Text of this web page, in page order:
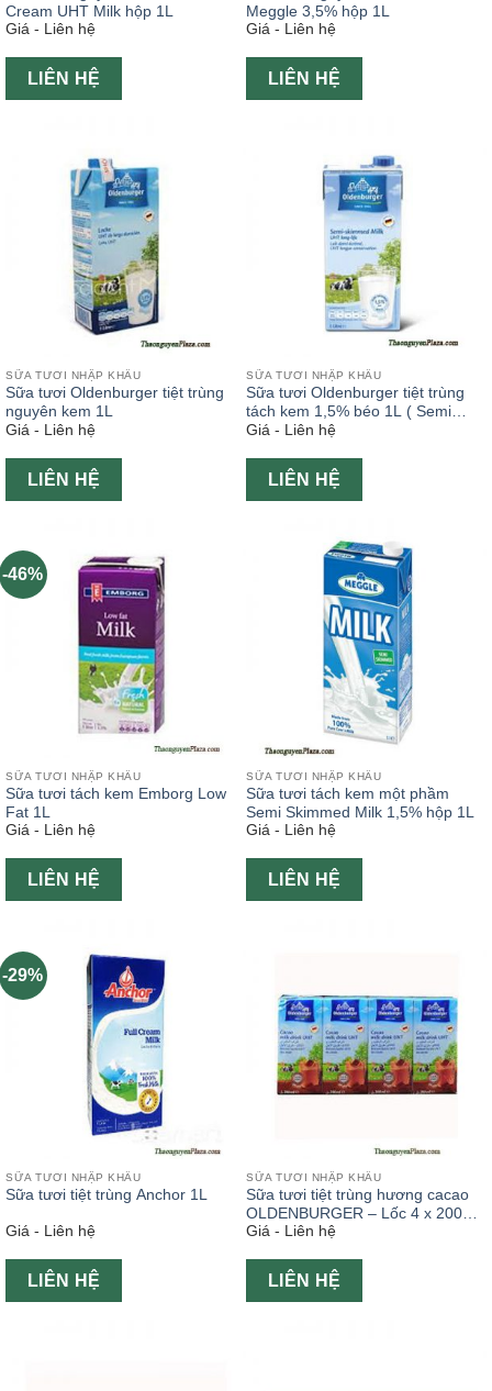
Cream UHT Milk hộp 1L
Giá - Liên hệ
LIÊN HỆ
Meggle 3,5% hộp 1L
Giá - Liên hệ
LIÊN HỆ
SỮA TƯƠI NHẬP KHẨU
Sữa tươi Oldenburger tiệt trùng
nguyên kem 1L
Giá - Liên hệ
LIÊN HỆ
SỮA TƯƠI NHẬP KHẨU
Sữa tươi Oldenburger tiệt trùng
tách kem 1,5% béo 1L ( Semi
Skimmed milk )
Giá - Liên hệ
LIÊN HỆ
-46%
SỮA TƯƠI NHẬP KHẨU
Sữa tươi tách kem Emborg Low
Fat 1L
Giá - Liên hệ
LIÊN HỆ
SỮA TƯƠI NHẬP KHẨU
Sữa tươi tách kem một phầm
Semi Skimmed Milk 1,5% hộp 1L
Giá - Liên hệ
LIÊN HỆ
-29%
SỮA TƯƠI NHẬP KHẨU
Sữa tươi tiệt trùng Anchor 1L
Giá - Liên hệ
LIÊN HỆ
SỮA TƯƠI NHẬP KHẨU
Sữa tươi tiệt trùng hương cacao
OLDENBURGER – Lốc 4 x 200ml
( Sữa tươi ngoại )
Giá - Liên hệ
LIÊN HỆ